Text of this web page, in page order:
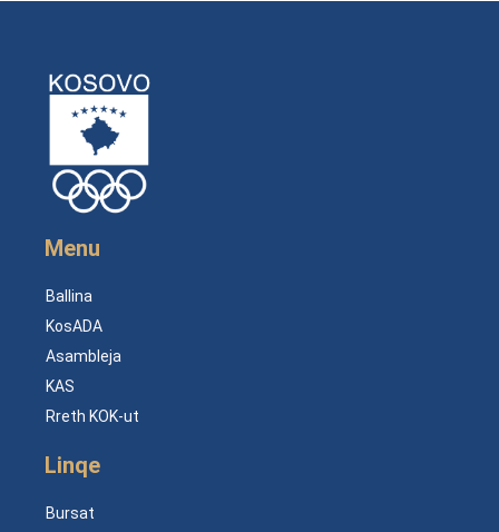
Menu
Ballina
KosADA
Asambleja
KAS
Rreth KOK-ut
Linqe
Bursat